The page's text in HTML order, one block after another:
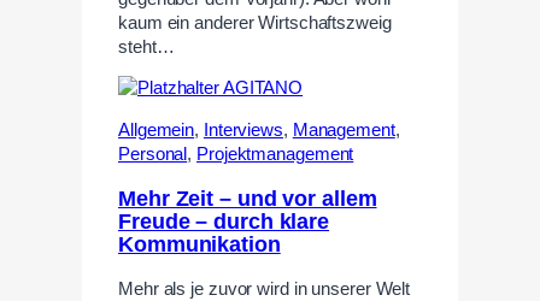
kaum ein anderer Wirtschaftszweig
steht…
Allgemein, Interviews, Management,
Personal, Projektmanagement
Mehr Zeit – und vor allem
Freude – durch klare
Kommunikation
Mehr als je zuvor wird in unserer Welt